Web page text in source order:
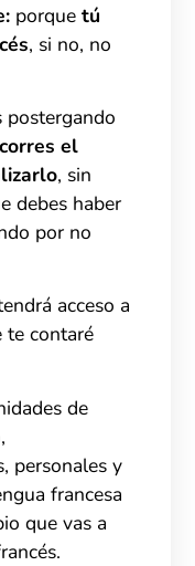
porquetú
, si no, no
postergando
corres el
, sin
debes haber
por no
acceso a
te contaré
de
personales y
francesa
que vas a